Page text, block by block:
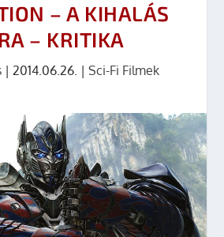
– A KIHALÁS
– KRITIKA
| 2014.06.26. | Sci-Fi Filmek